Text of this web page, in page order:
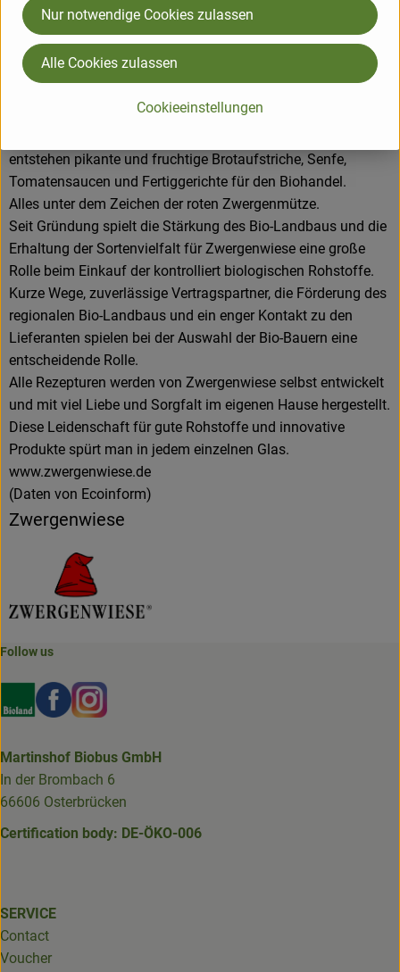
ZWERGENWIESE Naturkost GmbH
D 24887 Silberstedt
für liebevoll und sorgfältig hergestellte Bio-Lebensmittel.
entstehen pikante und fruchtige Brotaufstriche, Senfe,
Tomatensaucen und Fertiggerichte für den Biohandel.
Alles unter dem Zeichen der roten Zwergenmütze.
Seit Gründung spielt die Stärkung des Bio-Landbaus und die
Erhaltung der Sortenvielfalt für Zwergenwiese eine große
Rolle beim Einkauf der kontrolliert biologischen Rohstoffe.
Kurze Wege, zuverlässige Vertragspartner, die Förderung des
regionalen Bio-Landbaus und ein enger Kontakt zu den
Lieferanten spielen bei der Auswahl der Bio-Bauern eine
entscheidende Rolle.
Alle Rezepturen werden von Zwergenwiese selbst entwickelt
und mit viel Liebe und Sorgfalt im eigenen Hause hergestellt.
Diese Leidenschaft für gute Rohstoffe und innovative
Produkte spürt man in jedem einzelnen Glas.
www.zwergenwiese.de
(Daten von Ecoinform)
Zwergenwiese
Follow us
Externer Link zu https://www.bioland.de/verbraucher
Externer Link zu https://www.facebook.com/
Externer Link zu https://www.instagram.com/
Martinshof Biobus GmbH
In der Brombach 6
66606 Osterbrücken
Certification body: DE-ÖKO-006
SERVICE
Contact
Voucher
Cookieeinstellungen
Nur notwendige Cookies zulassen
Alle Cookies zulassen